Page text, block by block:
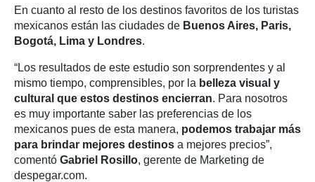
En cuanto al resto de los destinos favoritos de los turistas
mexicanos están las ciudades de Buenos Aires, Paris,
Bogotá, Lima y Londres.
“Los resultados de este estudio son sorprendentes y al
mismo tiempo, comprensibles, por la belleza visual y
cultural que estos destinos encierran. Para nosotros
es muy importante saber las preferencias de los
mexicanos pues de esta manera, podemos trabajar más
para brindar mejores destinos a mejores precios”,
comentó Gabriel Rosillo, gerente de Marketing de
despegar.com.